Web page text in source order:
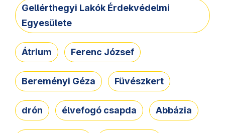
Gellérthegyi Lakók Érdekvédelmi
Egyesülete
Átrium Ferenc József
Bereményi Géza Füvészkert
drón élvefogó csapda Abbázia